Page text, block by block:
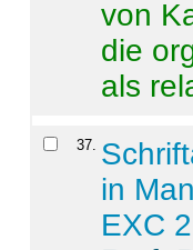
von
die
als
37.
in
EXC